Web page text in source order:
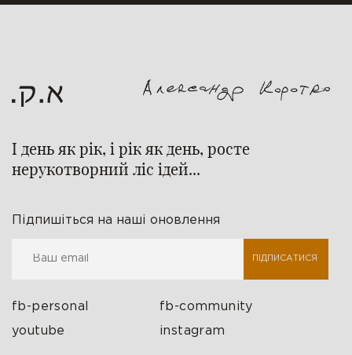
І день як рік, і рік як день, росте
нерукотворний ліс ідей...
Підпишіться на наші оновлення
ПІДПИСАТИСЯ
fb-personal fb-community
youtube instagram